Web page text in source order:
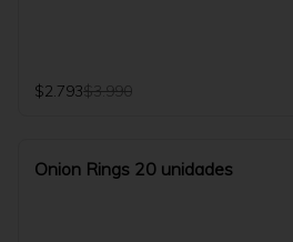
$2.793$3.990
Onion Rings 20 unidades